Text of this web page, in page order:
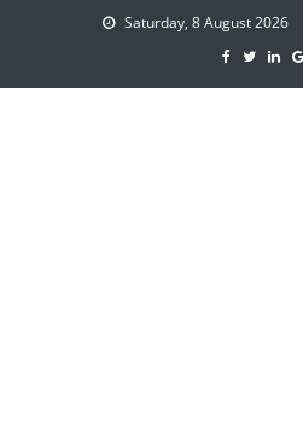
Saturday, 8 August 2026